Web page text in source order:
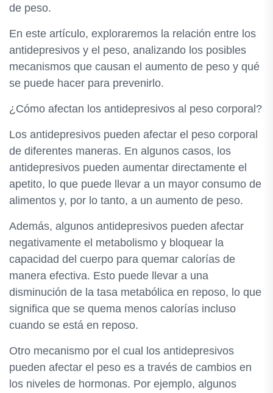
de peso.
En este artículo, exploraremos la relación entre los
antidepresivos y el peso, analizando los posibles
mecanismos que causan el aumento de peso y qué
se puede hacer para prevenirlo.
¿Cómo afectan los antidepresivos al peso corporal?
Los antidepresivos pueden afectar el peso corporal
de diferentes maneras. En algunos casos, los
antidepresivos pueden aumentar directamente el
apetito, lo que puede llevar a un mayor consumo de
alimentos y, por lo tanto, a un aumento de peso.
Además, algunos antidepresivos pueden afectar
negativamente el metabolismo y bloquear la
capacidad del cuerpo para quemar calorías de
manera efectiva. Esto puede llevar a una
disminución de la tasa metabólica en reposo, lo que
significa que se quema menos calorías incluso
cuando se está en reposo.
Otro mecanismo por el cual los antidepresivos
pueden afectar el peso es a través de cambios en
los niveles de hormonas. Por ejemplo, algunos